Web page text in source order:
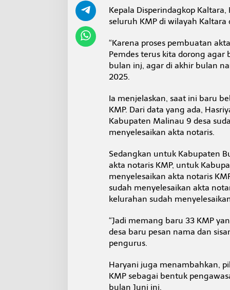
i
e
a
h
P
h
Kepala Disperindagkop
seluruh KMP di wilayah
“Karena proses pembuatan
Pemdes terus kita dorong agar
bulan inj, agar di akhir bulan
2025.
Ia menjelaskan, saat ini baru
KMP. Dari data yang ada,
Kabupaten Malinau 9 desa
menyelesaikan akta notaris.
Sedangkan untuk Kabupaten
akta notaris KMP, untuk
menyelesaikan akta notaris
sudah menyelesaikan akta
kelurahan sudah
“Jadi memang baru 33 KMP
desa baru pesan nama dan
pengurus.
Haryani juga menambahkan,
KMP sebagai bentuk
bulan Juni ini.